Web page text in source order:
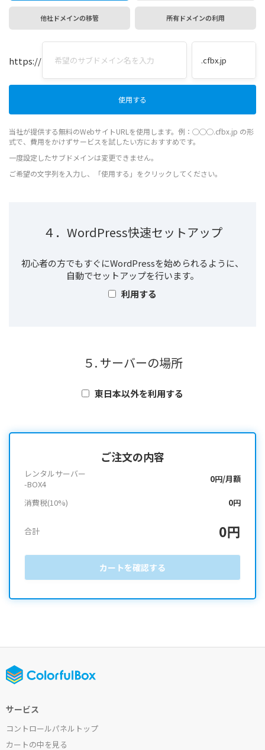
他社ドメインの移管 所有ドメインの利用
https://
当社が提供する無料のWebサイトURLを使用します。例：◯◯◯.cfbx.jp の形
式で、費用をかけずサービスを試したい方におすすめです。
一度設定したサブドメインは変更できません。
ご希望の文字列を入力し、「使用する」をクリックしてください。
４．WordPress快速セットアップ
初心者の方でもすぐにWordPressを始められるように、
自動でセットアップを行います。
利用する
５. サーバーの場所
東日本以外を利用する
ご注文の内容
レンタルサーバー
-BOX4
0円/月額
消費税(10%) 0円
合計 0円
カートを確認する
サービス
コントロールパネルトップ
カートの中を見る